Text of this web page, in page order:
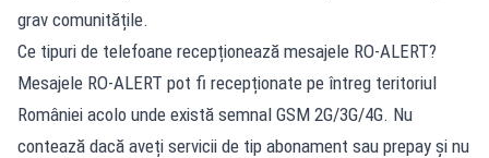
grav comunitățile.
Ce tipuri de telefoane recepționează mesajele RO-ALERT?
Mesajele RO-ALERT pot fi recepționate pe întreg teritoriul
României acolo unde există semnal GSM 2G/3G/4G. Nu
contează dacă aveți servicii de tip abonament sau prepay și nu